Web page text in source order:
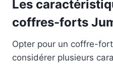
Les
coffres-forts
Opter pour un coffre-
considérer plusieurs